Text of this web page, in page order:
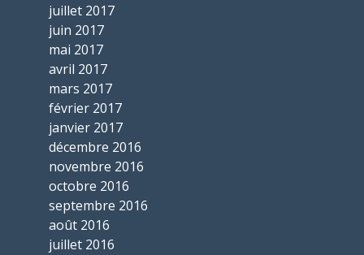
juillet 2017
juin 2017
mai 2017
avril 2017
mars 2017
février 2017
janvier 2017
décembre 2016
novembre 2016
octobre 2016
septembre 2016
août 2016
juillet 2016